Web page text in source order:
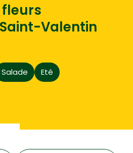
Valentin
Salade Eté